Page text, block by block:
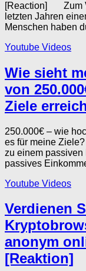
[Reaction] Zum
letzten Jahren
Menschen haben
Youtube Videos
Wie sieht
von
Ziele
250.000€ – wie
es für meine
zu einem
passives
Youtube Videos
Verdienen
anonym
[Reaktion]